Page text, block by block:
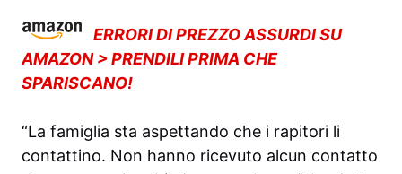
ERRORI DI PREZZO ASSURDI SU
AMAZON > PRENDILI PRIMA CHE
SPARISCANO!
“La famiglia sta aspettando che i rapitori li
contattino. Non hanno ricevuto alcun contatto